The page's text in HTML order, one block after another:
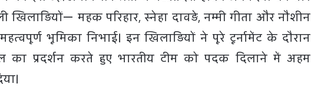
खिलाड़ियों— महक परिहार, स्नेहा दावड़े, नम्मी गीता और नौशीन
भूमिका निभाई। इन खिलाड़ियों ने पूरे टूर्नामेंट के दौरान
का प्रदर्शन करते हुए भारतीय टीम को पदक दिलाने में अहम